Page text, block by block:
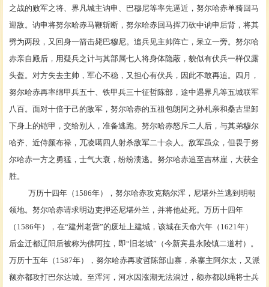
之战的败军之将、界凡城主讷申、巴穆尼等率先逼近，努尔哈赤单骑回马
迎敌。讷申将努尔哈赤马鞭斩断，努尔哈赤回马挥刀砍中讷申后背，将其
劈为两段，又回身一箭击毙巴穆尼。追兵见主帅阵亡，呆立一旁。努尔哈
赤亲自殿后，用疑兵之计与其部属七人将身体隐蔽，貌似有伏兵一样仅露
头盔。对方失去主帅，军心不稳，又担心有伏兵，因此不敢再追。四月，
努尔哈赤再率绵甲兵五十、铁甲兵三十征哲陈部，途中遇界凡等五城联军
八百。面对十倍于己的敌军，努尔哈赤的五祖包朗阿之孙札亲和桑古里卸
下身上的铠甲，交给别人，准备逃跑。努尔哈赤怒斥二人后，与其弟穆尔
哈齐 、近侍颜布禄，兀凌噶四人射杀敌军二十余人。敌军虽众，但畏于努
尔哈赤一方之勇猛，士气大衰，纷纷溃逃。努尔哈赤追至吉林崖，大获全
胜。
万历十四年（ 1586年），努尔哈赤攻克鹅尔浑，尼堪外兰逃到明朝
领地。努尔哈赤请求明边吏押还尼堪外兰，并将他处死。万历十四年
（1586年），在“建州老营”的废址上建城，该城在天命六年（1621年）
后金迁都辽阳后被称为佛阿拉 ，即“旧老城”（今新宾县永陵镇二道村）。
万历十五年（ 1587年），努尔哈赤再攻哲陈部山寨，杀寨主阿尔太，又派
额亦都攻打巴尔达城。至浑河 ，河水因涨潮无法淌过，额亦都以绳将士兵